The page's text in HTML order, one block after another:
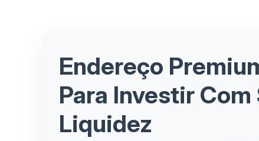
Endereço
Para Investir Com
Liquidez